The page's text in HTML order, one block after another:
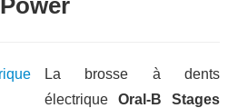
La brosse à dents
électrique Oral-B Stages